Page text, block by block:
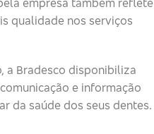
qualidade nos serviços
a Bradesco disponibiliza
e informação
da saúde dos seus dentes.